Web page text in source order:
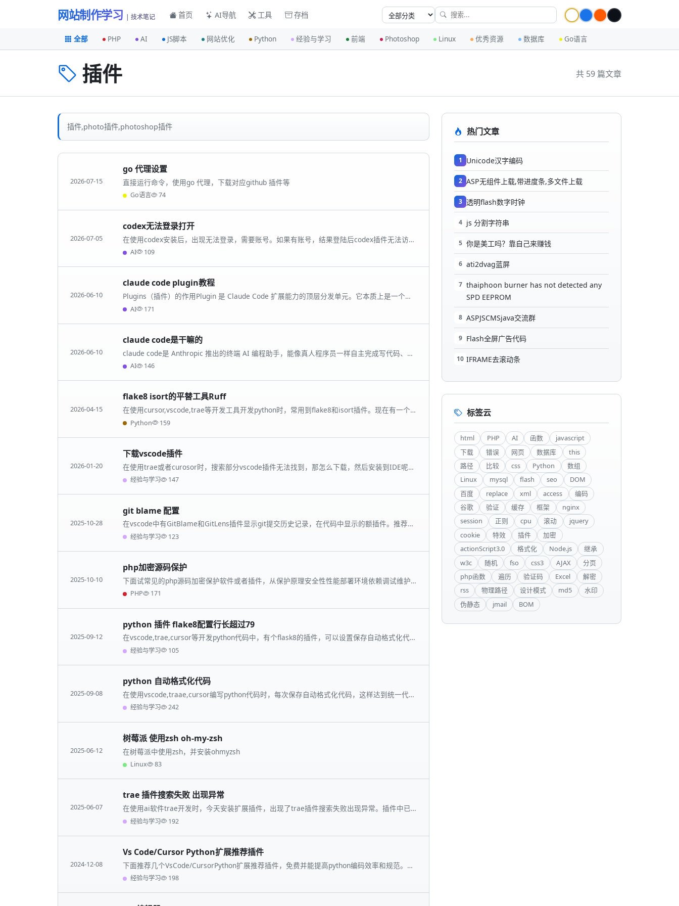
网站制作学习 | 技术笔记 首页 AI导航 工具 存档
全部 PHP AI JS脚本 网站优化 Python 经验与学习 前端 Photoshop Linux 优秀资源 数据库 Go语言
插件 共 59 篇文章
插件,photo插件,photoshop插件
2026-07-15
go 代理设置
直接运行命令，使用go 代理，下载对应github 插件等
Go语言 74
2026-07-05
codex无法登录打开
在使用codex安装后，出现无法登录，需要账号。如果有账号，结果登陆后codex插件无法访
问，无法使用codex 那么使用这个CodexPlusPlus 完美避免登录，可以使用所有功能。
AI 109
2026-06-10
claude code plugin教程
Plugins（插件）的作用Plugin 是 Claude Code 扩展能力的顶层分发单元。它本质上是一个包
含配置、依赖和具体指令的独立代码包或仓库。 主要作用：用于打包、管理和分发一组功能。
AI 171
2026-06-10
claude code是干嘛的
claude code是 Anthropic 推出的终端 AI 编程助手，能像真人程序员一样自主完成写代码、修
Bug 等全流程任务‌,可以通过设置多agent（就是设定多个角色人物）可以并行工作。
AI 146
2026-04-15
flake8 isort的平替工具Ruff
在使用cursor,vscode,trae等开发工具开发python时，常用到flake8和isort插件。现在有一个
使用Rust开发的更快的插件Ruff&lt;br&gt;直接在插件市场搜索安装，安
Python 159
2026-01-20
下载vscode插件
在使用trae或者curosor时，搜索部分vscode插件无法找到，那怎么下载，然后安装到IDE呢，
看下面的方法。
经验与学习 147
2025-10-28
git blame 配置
在vscode中有GitBlame和GitLens插件显示git提交历史记录，在代码中显示的额插件。推荐使
用gitblanme更加简洁。
经验与学习 123
2025-10-10
php加密源码保护
下面试常见的php源码加密保护软件或者插件，从保护原理安全性性能部署环境依赖调试维护
提供商是否免费使用场景的属性进行比较
PHP 171
2025-09-12
python 插件 flake8配置行长超过79
在vscode,trae,cursor等开发python代码中，有个flask8的插件，可以设置保存自动格式化代
码。经验与学习 105
2025-09-08
python 自动格式化代码
在使用vscode,traae,cursor编写python代码时，每次保存自动格式化代码，这样达到统一代码
规范。有两个插件一个是autopep8一个是BlackFormatter两个都会格式化代码，
经验与学习 242
2025-06-12
树莓派 使用zsh oh-my-zsh
在树莓派中使用zsh，并安装ohmyzsh
Linux 83
2025-06-07
trae 插件搜索失败 出现异常
在使用ai软件trae开发时，今天安装扩展插件，出现了trae插件搜索失败出现异常。插件中已
经安装的点击任何插件，图片和介绍无法查看。
经验与学习 192
2024-12-08
Vs Code/Cursor Python扩展推荐插件
下面推荐几个VsCode/CursorPython扩展推荐插件，免费并能提高python编码效率和规范。可
以在IDE直接安装。
经验与学习 198
热门文章
1 Unicode汉字编码
2 ASP无组件上载,带进度条,多文件上载
3 透明flash数字时钟
4 js 分割字符串
5 你是美工吗？靠自己来赚钱
6 ati2dvag蓝屏
7 thaiphoon burner has not detected any
SPD EEPROM
8 ASPJSCMSjava交流群
9 Flash全屏广告代码
10 IFRAME去滚动条
标签云
html PHP AI 函数
javascript
下载
错误 网页 数据库
this
路径
比较 css Python
数组
Linux
mysql flash seo
DOM
百度
replace xml access
编码
谷歌
验证 缓存 框架
nginx
session
正则 cpu 滚动
jquery
cookie
特效 插件
加密
actionScript3.0
格式化 Node.js
继承
w3c
随机 fso css3 AJAX
分页
php函数
遍历 验证码 Excel
解密
rss
物理路径 设计模式 md5
水印
伪静态
jmail BOM